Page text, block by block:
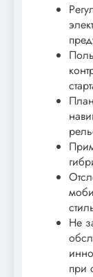
Не
при